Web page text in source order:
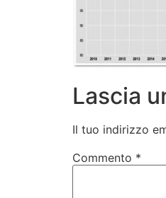
Lascia
Il tuo indirizzo
Commento *